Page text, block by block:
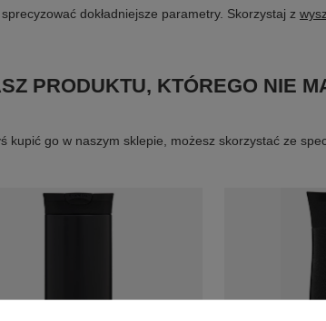
dokładniejsze parametry. Skorzystaj z
PRODUKTU, KTÓREGO NIE
kupić go w naszym sklepie, możesz skorzystać ze